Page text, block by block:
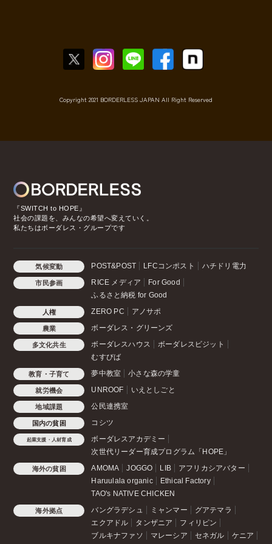
Copyright 2021 BORDERLESS JAPAN All Right Reserved
『SWITCH to HOPE』
社会の課題を、みんなの希望へ変えていく。
私たちはボーダレス・グループです
気候変動 POST&POST LFCコンポスト ハチドリ電力
市民参画 RICE メディア
For Good
ふるさと納税 for Good
人権 ZERO PC アノサポ
農業 ボーダレス・グリーンズ
多文化共生 ボーダレスハウス
ボーダレスビジット
むすびば
教育・子育て 夢中教室 小さな森の学童
就労機会 UNROOF いえとしごと
地域課題 公民連携室
国内の貧困 コシツ
起業支援・人材育成
ボーダレスアカデミー
次世代リーダー育成プログラム「HOPE」
海外の貧困 AMOMA JOGGO LIB
アフリカシアバター
Haruulala organic
Ethical Factory
TAO's NATIVE CHICKEN
海外拠点 バングラデシュ ミャンマー
グアテマラ
エクアドル
タンザニア
フィリピン
ブルキナファソ
マレーシア セネガル ケニア